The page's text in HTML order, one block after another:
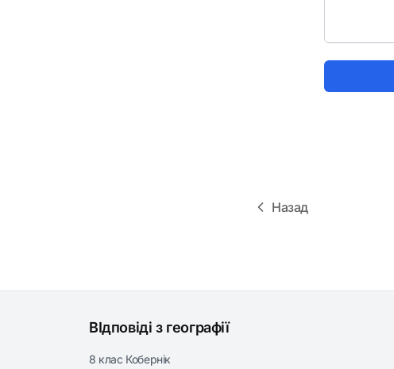
Назад
ВІдповіді з географії
8 клас Кобернік